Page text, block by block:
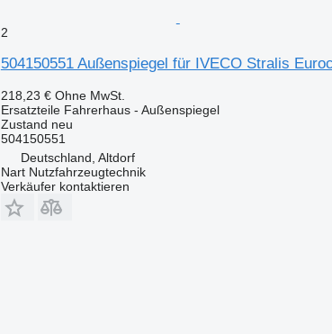
2
504150551 Außenspiegel für IVECO Stralis
218,23 € Ohne MwSt.
Ersatzteile Fahrerhaus - Außenspiegel
Zustand neu
504150551
Deutschland, Altdorf
Nart Nutzfahrzeugtechnik
Verkäufer kontaktieren